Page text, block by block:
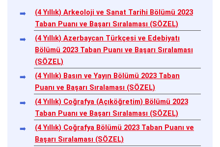
(4 Yıllık) Arkeoloji ve Sanat Tarihi Bölümü 2023
Taban Puanı ve Başarı Sıralaması (SÖZEL)
(4 Yıllık) Azerbaycan Türkçesi ve Edebiyatı
Bölümü 2023 Taban Puanı ve Başarı Sıralaması
(SÖZEL)
(4 Yıllık) Basın ve Yayın Bölümü 2023 Taban
Puanı ve Başarı Sıralaması (SÖZEL)
(4 Yıllık) Coğrafya (Açıköğretim) Bölümü 2023
Taban Puanı ve Başarı Sıralaması (SÖZEL)
(4 Yıllık) Coğrafya Bölümü 2023 Taban Puanı ve
Başarı Sıralaması (SÖZEL)